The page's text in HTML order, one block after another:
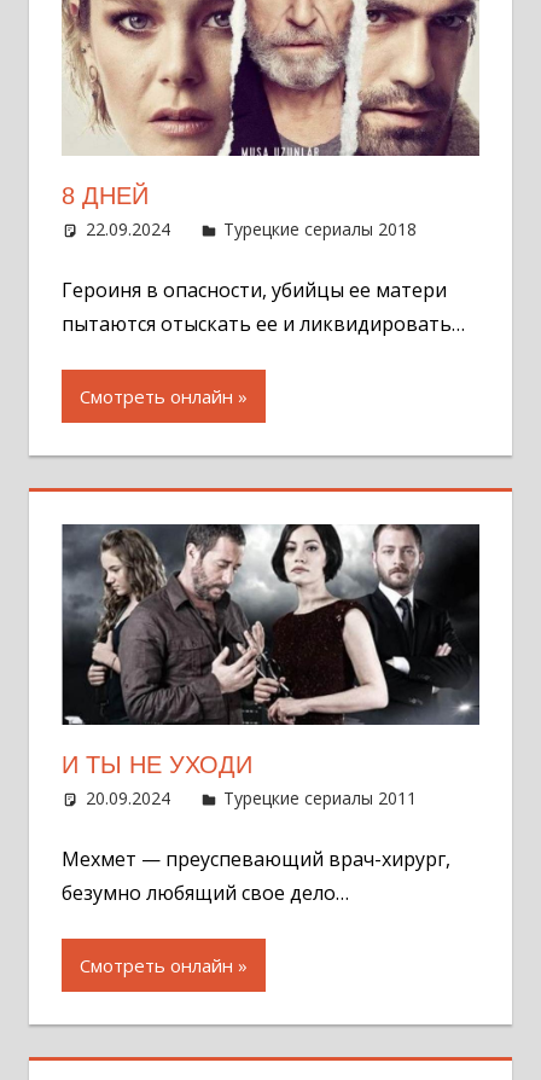
8 ДНЕЙ
22.09.2024 Администратор
Турецкие сериалы 2018
Героиня в опасности, убийцы ее матери
пытаются отыскать ее и ликвидировать…
Смотреть онлайн
И ТЫ НЕ УХОДИ
20.09.2024 Администратор
Турецкие сериалы 2011
Мехмет — преуспевающий врач-хирург,
безумно любящий свое дело…
Смотреть онлайн